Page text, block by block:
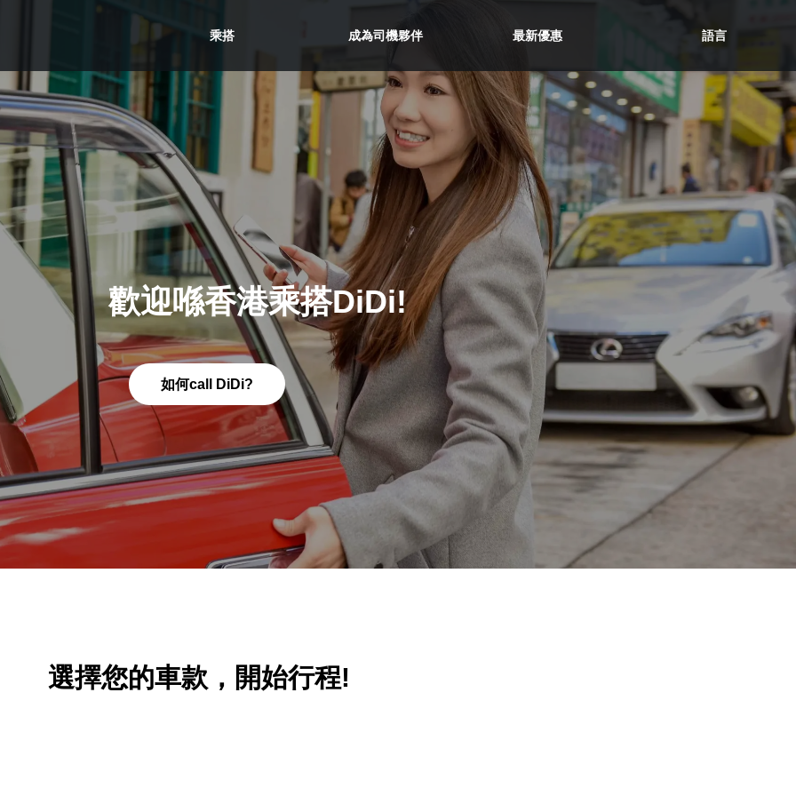
乘搭 成為司機夥伴 最新優惠
繁体中文
简体中文
English
語言
歡迎喺香港乘搭DiDi!
如何call DiDi?
選擇您的車款，開始行程!